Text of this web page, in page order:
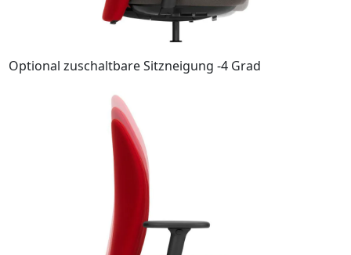
Optional zuschaltbare Sitzneigung -4 Grad